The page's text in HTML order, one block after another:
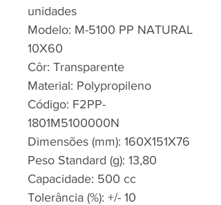
unidades
Modelo: M-5100 PP NATURAL
10X60
Côr: Transparente
Material: Polypropileno
Código: F2PP-
1801M5100000N
Dimensões (mm): 160X151X76
Peso Standard (g): 13,80
Capacidade: 500 cc
Tolerância (%): +/- 10